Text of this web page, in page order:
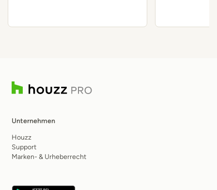
Unternehmen
Houzz
Support
Marken- & Urheberrecht